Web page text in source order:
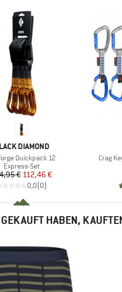
DIAMOND
Quickpack 12
Produktgruppe
Express-Set
Preis
€reduzierter Preis
112,46 €
0,0(0)
Artikel
Crag
HABEN,